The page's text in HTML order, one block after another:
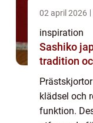
02 april 2026
inspiration
Sashiko japanskt broderi som förenar
tradition
klädsel och
funktion.